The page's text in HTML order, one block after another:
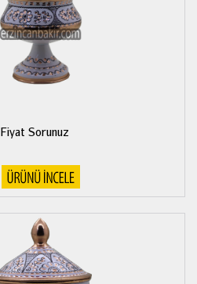
Fiyat Sorunuz